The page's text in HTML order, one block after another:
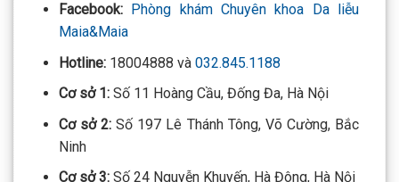
Facebook: Phòng khám Chuyên khoa Da liễu
Maia&Maia
Hotline:18004888 và 032.845.1188
Cơ sở 1: Số 11 Hoàng Cầu, Đống Đa, Hà Nội
Cơ sở 2: Số 197 Lê Thánh Tông, Võ Cường, Bắc
Ninh
Cơ sở 3:Số 24 Nguyễn Khuyến, Hà Đông, Hà Nội